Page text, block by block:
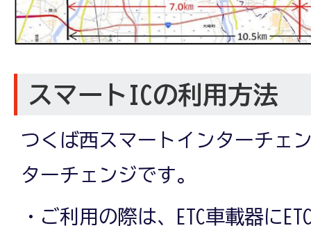
スマートICの利用方法
つくば西スマートインターチェ
ターチェンジです。
・ご利用の際は、ETC車載器に